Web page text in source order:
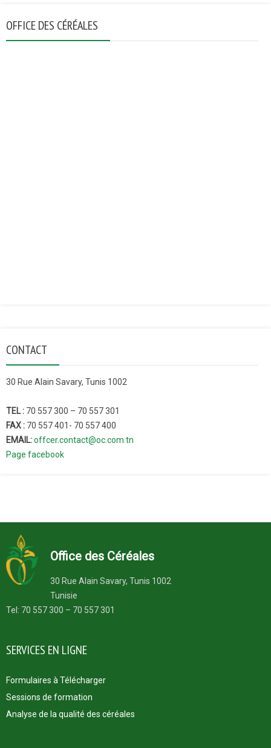
OFFICE DES CÉRÉALES
CONTACT
30 Rue Alain Savary, Tunis 1002
TEL : 70 557 300 – 70 557 301
FAX : 70 557 401- 70 557 400
EMAIL:offcer.contact@oc.com.tn
Page facebook
Office des Céréales
30 Rue Alain Savary, Tunis 1002
Tunisie
Tel: 70 557 300 – 70 557 301
SERVICES EN LIGNE
Formulaires à Télécharger
Sessions de formation
Analyse de la qualité des céréales